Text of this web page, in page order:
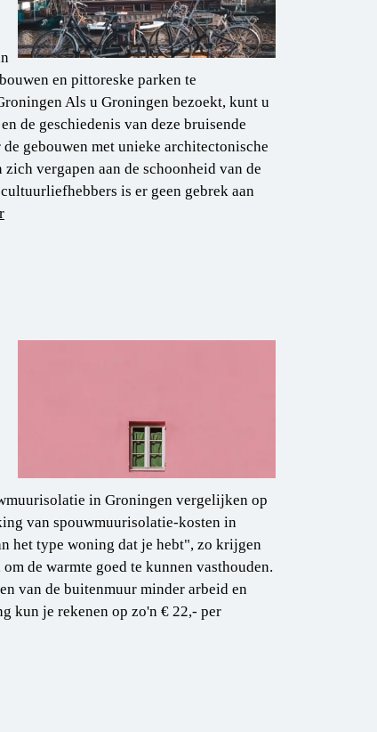
en pittoreske parken te
Als u Groningen bezoekt, kunt u
de geschiedenis van deze bruisende
gebouwen met unieke architectonische
vergapen aan de schoonheid van de
is er geen gebrek aan
in Groningen vergelijken op
van spouwmuurisolatie-kosten in
het type woning dat je hebt", zo krijgen
de warmte goed te kunnen vasthouden.
van de buitenmuur minder arbeid en
kun je rekenen op zo'n € 22,- per